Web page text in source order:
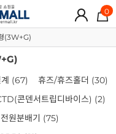
0
(3W+G)
(67) 휴즈/휴즈홀더 (30)
콘덴서트립디바이스) (2)
전원분배기 (75)